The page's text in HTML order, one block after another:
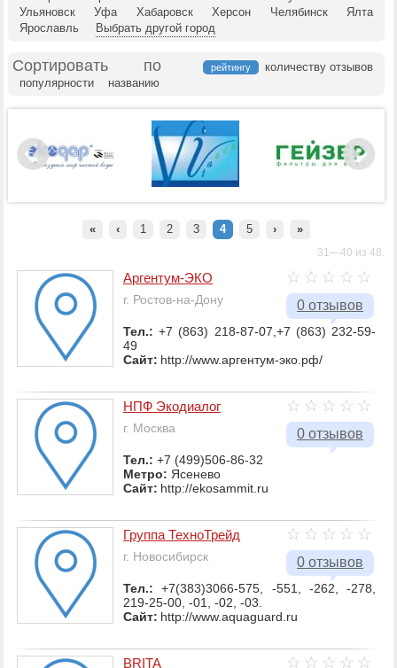
Ульяновск
Уфа Хабаровск Херсон Челябинск
Ялта
Ярославль
Выбрать другой город
Сортировать по рейтингу
количеству отзывов
популярности
названию
« ‹ 1 2 3 4 5 › »
31—40 из 48.
0 отзывов
Аргентум-ЭКО
г. Ростов-на-Дону
Тел.:+7 (863) 218-87-07,+7 (863) 232-59-
49
Сайт: http://www.аргентум-эко.рф/
0 отзывов
НПФ Экодиалог
г. Москва
Тел.: +7 (499)506-86-32
Метро: Ясенево
Сайт: http://ekosammit.ru
0 отзывов
Группа ТехноТрейд
г. Новосибирск
Тел.:+7(383)3066-575, -551, -262, -278,
219-25-00, -01, -02, -03.
Сайт: http://www.aquaguard.ru
BRITA